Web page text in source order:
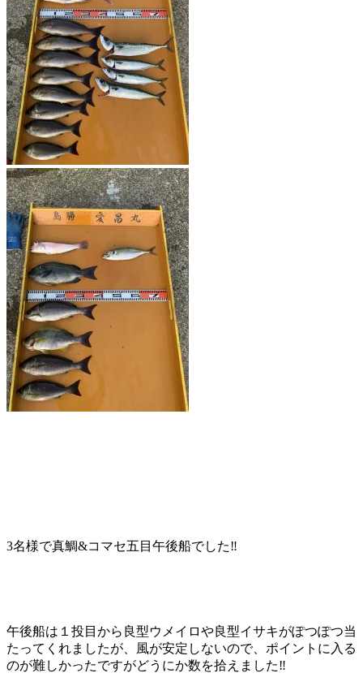
3名様で真鯛&コマセ五目午後船でした‼️
午後船は１投目から良型ウメイロや良型イサキがぽつぽつ当
たってくれましたが、風が安定しないので、ポイントに入る
のが難しかったですがどうにか数を拾えました‼️